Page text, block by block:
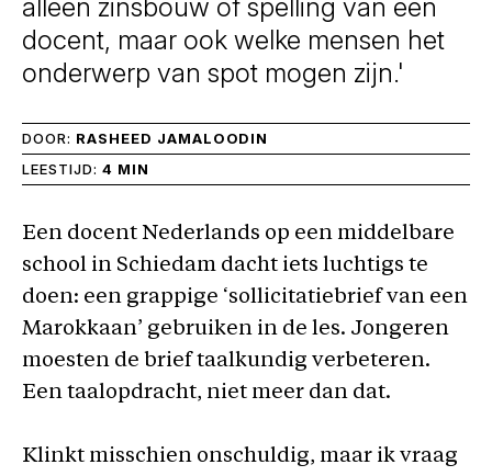
alleen zinsbouw of spelling van een
docent, maar ook welke mensen het
onderwerp van spot mogen zijn.'
DOOR: RASHEED JAMALOODIN
LEESTIJD: 4 MIN
Een docent Nederlands op een middelbare
school in Schiedam dacht iets luchtigs te
doen: een grappige ‘sollicitatiebrief van een
Marokkaan’ gebruiken in de les. Jongeren
moesten de brief taalkundig verbeteren.
Een taalopdracht, niet meer dan dat.
Klinkt misschien onschuldig, maar ik vraag